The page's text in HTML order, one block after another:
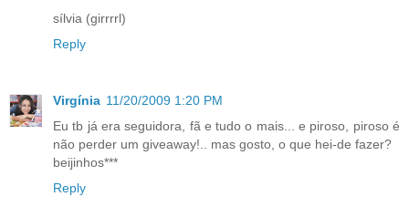
sílvia (girrrrl)
Reply
Virgínia 11/20/2009 1:20 PM
Eu tb já era seguidora, fã e tudo o mais... e piroso, piroso é
não perder um giveaway!.. mas gosto, o que hei-de fazer?
beijinhos***
Reply